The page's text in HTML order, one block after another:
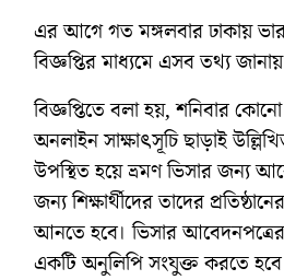
এর আগে গত মঙ্গলবার ঢাকায়
বিজ্ঞপ্তির মাধ্যমে এসব তথ্য
বিজ্ঞপ্তিতে বলা হয়, শনিবার
অনলাইন সাক্ষাৎসূচি ছাড়াই
উপস্থিত হয়ে ভ্রমণ ভিসার জন্য
জন্য শিক্ষার্থীদের তাদের
আনতে হবে। ভিসার আবেদনপত্রের
একটি অনুলিপি সংযুক্ত করতে